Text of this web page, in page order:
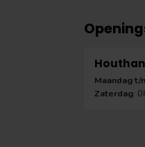
Maandag t/
Zaterdag: